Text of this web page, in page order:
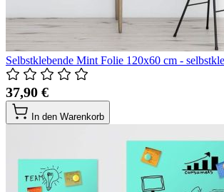
Selbstklebende Mint Folie 120x60 cm -
37,90 €
In den Warenkorb